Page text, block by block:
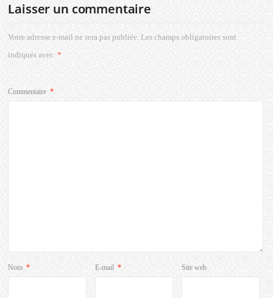
Laisser un commentaire
Votre adresse e-mail ne sera pas publiée. Les champs obligatoires sont
indiqués avec *
Commentaire *
Nom * E-mail * Site web